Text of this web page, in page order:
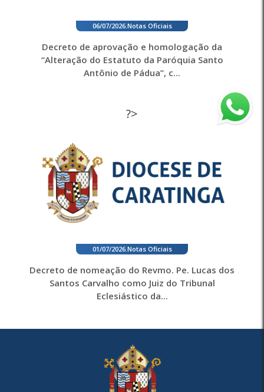
06/07/2026. Notas Oficiais
Decreto de aprovação e homologação da
“Alteração do Estatuto da Paróquia Santo
Antônio de Pádua”, c...
?>
01/07/2026. Notas Oficiais
Decreto de nomeação do Revmo. Pe. Lucas dos
Santos Carvalho como Juiz do Tribunal
Eclesiástico da...